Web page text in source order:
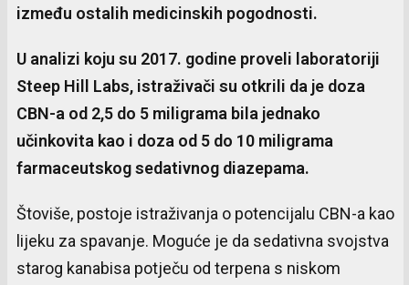
između ostalih medicinskih pogodnosti.
U analizi koju su 2017. godine proveli laboratoriji
Steep Hill Labs, istraživači su otkrili da je doza
CBN-a od 2,5 do 5 miligrama bila jednako
učinkovita kao i doza od 5 do 10 miligrama
farmaceutskog sedativnog diazepama.
Štoviše, postoje istraživanja o potencijalu CBN-a kao
lijeku za spavanje. Moguće je da sedativna svojstva
starog kanabisa potječu od terpena s niskom